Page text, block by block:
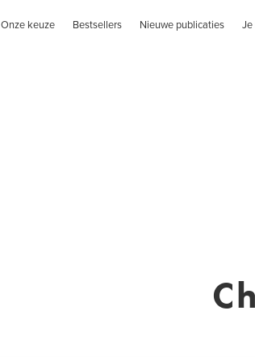
Onze keuze Bestsellers Nieuwe publicaties Je